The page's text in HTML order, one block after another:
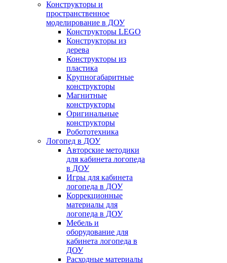
Конструкторы и
пространственное
моделирование в ДОУ
Конструкторы LEGO
Конструкторы из
дерева
Конструкторы из
пластика
Крупногабаритные
конструкторы
Магнитные
конструкторы
Оригинальные
конструкторы
Робототехника
Логопед в ДОУ
Авторские методики
для кабинета логопеда
в ДОУ
Игры для кабинета
логопеда в ДОУ
Коррекционные
материалы для
логопеда в ДОУ
Мебель и
оборудование для
кабинета логопеда в
ДОУ
Расходные материалы